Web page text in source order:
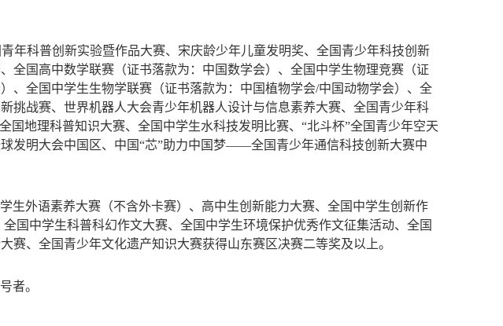
年科普创新实验暨作品大赛、宋庆龄少年儿童发明奖、全国青少年科技创新
全国高中数学联赛（证书落款为：中国数学会）、全国中学生物理竞赛（证
、全国中学生生物学联赛（证书落款为：中国植物学会/中国动物学会）、全
挑战赛、世界机器人大会青少年机器人设计与信息素养大赛、全国青少年科
地理科普知识大赛、全国中学生水科技发明比赛、“北斗杯”全国青少年空天
发明大会中国区、中国“芯”助力中国梦——全国青少年通信科技创新大赛中
生外语素养大赛（不含外卡赛）、高中生创新能力大赛、全国中学生创新作
国中学生科普科幻作文大赛、全国中学生环境保护优秀作文征集活动、全国
、全国青少年文化遗产知识大赛获得山东赛区决赛二等奖及以上。
者。